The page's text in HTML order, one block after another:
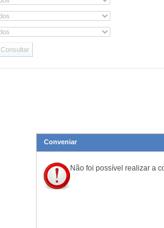
Consultar
Consultar
Conveniar
Não foi possível realizar a